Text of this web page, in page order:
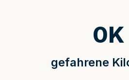
gefahrene
0K